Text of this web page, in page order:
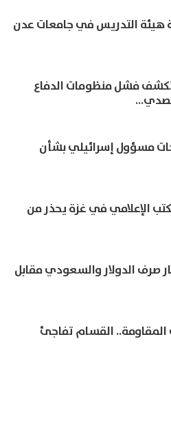
هيئة التدريس في جامعات عدن
تكشف فشل منظومات الدفاع
مسؤول إسرائيلي بشأن
الإعلامي في غزة يحذر من
صرف الدولار والسعودي مقابل
المقاومة.. القسام تفاجئ